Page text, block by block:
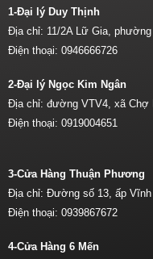
1-Đại lý Duy Thịnh
Địa chỉ: 11/2A Lữ Gia,
Điện thoại: 0946666726
2-Đại lý Ngọc Kim Ngân
Địa chỉ: đường VTV4, xã Chợ
Điện thoại: 0919004651
3-Cửa Hàng Thuận Phương
Địa chỉ: Đường số 13, ấp Vĩnh
Điện thoại: 0939867672
4-Cửa Hàng 6 Mến